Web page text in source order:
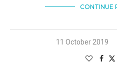
CONTINUE
11 October 2019